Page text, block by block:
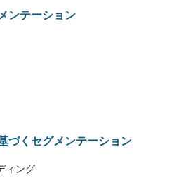
ンテーション
づくセグメンテーション
ィング